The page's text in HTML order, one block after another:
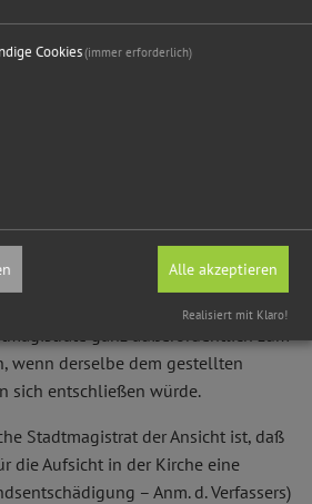
ist polizeilich strafbar.
Kirchenordnung, die sich auf das
beschränkt, würde ein für
ein Ende machen, und sowohl die
als die Ehre der Stadt wäre für alle
ist auch nicht zu befürchten, daß
sofort fügen werden, wenn sie sich
Durchführung der Kirchenordnung
Stadtpfarramt würde deshalb dem
wenn derselbe dem gestellten
sich entschließen würde.
Stadtmagistrat der Ansicht ist, daß
die Aufsicht in der Kirche eine
– Anm. d. Verfassers)
Cookies(immer erforderlich)
Alle akzeptieren
Realisiert mit Klaro!